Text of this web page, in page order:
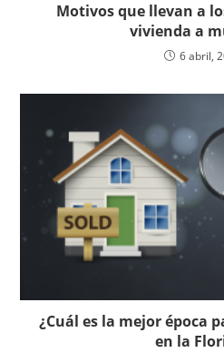
Motivos que llevan a
vivienda a
6 abril,
¿Cuál es la mejor época
en la